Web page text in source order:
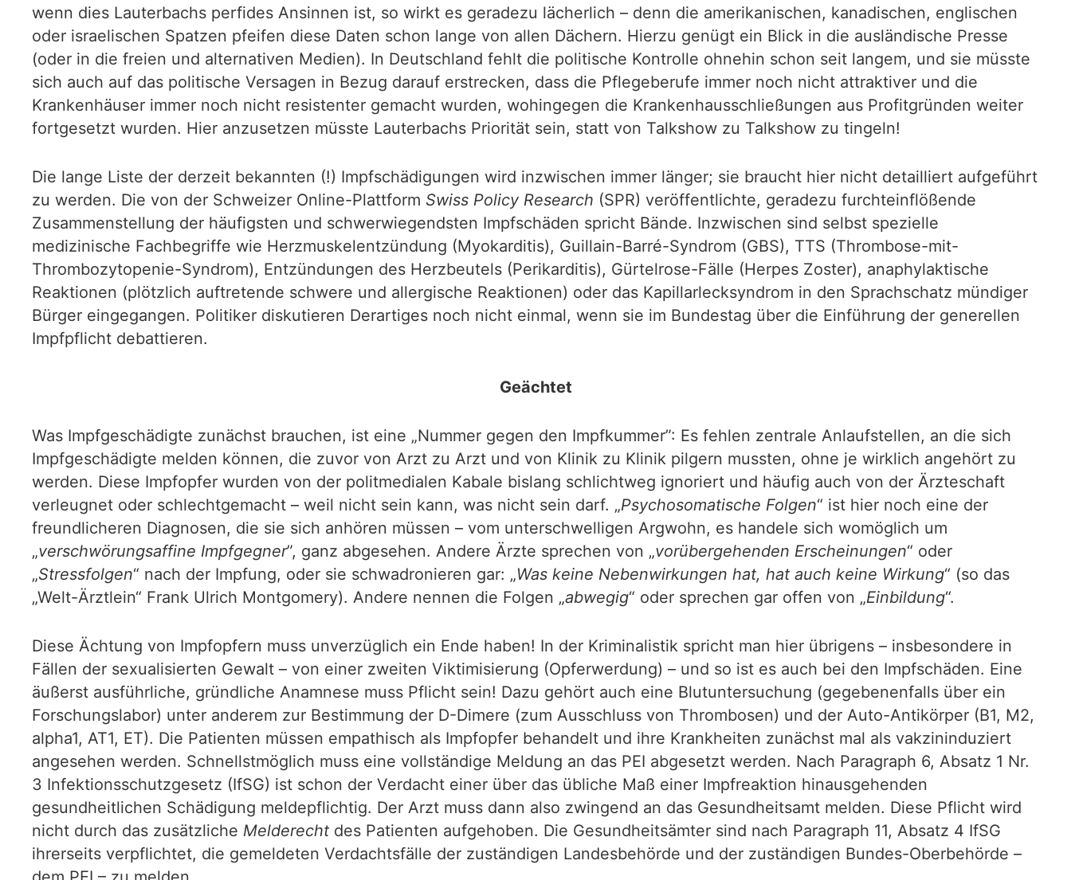
wenn dies Lauterbachs perfides Ansinnen ist, so wirkt es geradezu lächerlich – denn die amerikanischen, kanadischen, englischen
oder israelischen Spatzen pfeifen diese Daten schon lange von allen Dächern. Hierzu genügt ein Blick in die ausländische Presse
(oder in die freien und alternativen Medien). In Deutschland fehlt die politische Kontrolle ohnehin schon seit langem, und sie müsste
sich auch auf das politische Versagen in Bezug darauf erstrecken, dass die Pflegeberufe immer noch nicht attraktiver und die
Krankenhäuser immer noch nicht resistenter gemacht wurden, wohingegen die Krankenhausschließungen aus Profitgründen weiter
fortgesetzt wurden. Hier anzusetzen müsste Lauterbachs Priorität sein, statt von Talkshow zu Talkshow zu tingeln!
Die lange Liste der derzeit bekannten (!) Impfschädigungen wird inzwischen immer länger; sie braucht hier nicht detailliert aufgeführt
zu werden. Die von der Schweizer Online-Plattform Swiss Policy Research (SPR) veröffentlichte, geradezu furchteinflößende
Zusammenstellung der häufigsten und schwerwiegendsten Impfschäden spricht Bände. Inzwischen sind selbst spezielle
medizinische Fachbegriffe wie Herzmuskelentzündung (Myokarditis), Guillain-Barré-Syndrom (GBS), TTS (Thrombose-mit-
Thrombozytopenie-Syndrom), Entzündungen des Herzbeutels (Perikarditis), Gürtelrose-Fälle (Herpes Zoster), anaphylaktische
Reaktionen (plötzlich auftretende schwere und allergische Reaktionen) oder das Kapillarlecksyndrom in den Sprachschatz mündiger
Bürger eingegangen. Politiker diskutieren Derartiges noch nicht einmal, wenn sie im Bundestag über die Einführung der generellen
Impfpflicht debattieren.
Geächtet
Was Impfgeschädigte zunächst brauchen, ist eine „Nummer gegen den Impfkummer”: Es fehlen zentrale Anlaufstellen, an die sich
Impfgeschädigte melden können, die zuvor von Arzt zu Arzt und von Klinik zu Klinik pilgern mussten, ohne je wirklich angehört zu
werden. Diese Impfopfer wurden von der politmedialen Kabale bislang schlichtweg ignoriert und häufig auch von der Ärzteschaft
verleugnet oder schlechtgemacht – weil nicht sein kann, was nicht sein darf. „Psychosomatische Folgen“ ist hier noch eine der
freundlicheren Diagnosen, die sie sich anhören müssen – vom unterschwelligen Argwohn, es handele sich womöglich um
„verschwörungsaffine Impfgegner”, ganz abgesehen. Andere Ärzte sprechen von „vorübergehenden Erscheinungen“ oder
„Stressfolgen“ nach der Impfung, oder sie schwadronieren gar: „Was keine Nebenwirkungen hat, hat auch keine Wirkung“ (so das
„Welt-Ärztlein“ Frank Ulrich Montgomery). Andere nennen die Folgen „abwegig“ oder sprechen gar offen von „Einbildung“.
Diese Ächtung von Impfopfern muss unverzüglich ein Ende haben! In der Kriminalistik spricht man hier übrigens – insbesondere in
Fällen der sexualisierten Gewalt – von einer zweiten Viktimisierung (Opferwerdung) – und so ist es auch bei den Impfschäden. Eine
äußerst ausführliche, gründliche Anamnese muss Pflicht sein! Dazu gehört auch eine Blutuntersuchung (gegebenenfalls über ein
Forschungslabor) unter anderem zur Bestimmung der D-Dimere (zum Ausschluss von Thrombosen) und der Auto-Antikörper (B1, M2,
alpha1, AT1, ET). Die Patienten müssen empathisch als Impfopfer behandelt und ihre Krankheiten zunächst mal als vakzininduziert
angesehen werden. Schnellstmöglich muss eine vollständige Meldung an das PEI abgesetzt werden. Nach Paragraph 6, Absatz 1 Nr.
3 Infektionsschutzgesetz (IfSG) ist schon der Verdacht einer über das übliche Maß einer Impfreaktion hinausgehenden
gesundheitlichen Schädigung meldepflichtig. Der Arzt muss dann also zwingend an das Gesundheitsamt melden. Diese Pflicht wird
nicht durch das zusätzliche Melderecht des Patienten aufgehoben. Die Gesundheitsämter sind nach Paragraph 11, Absatz 4 IfSG
ihrerseits verpflichtet, die gemeldeten Verdachtsfälle der zuständigen Landesbehörde und der zuständigen Bundes-Oberbehörde –